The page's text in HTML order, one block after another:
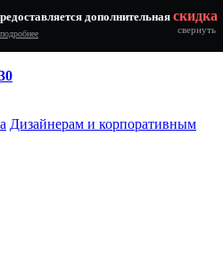
дополнительная скидка
подробнее свернуть
Дизайнерам и корпоративным